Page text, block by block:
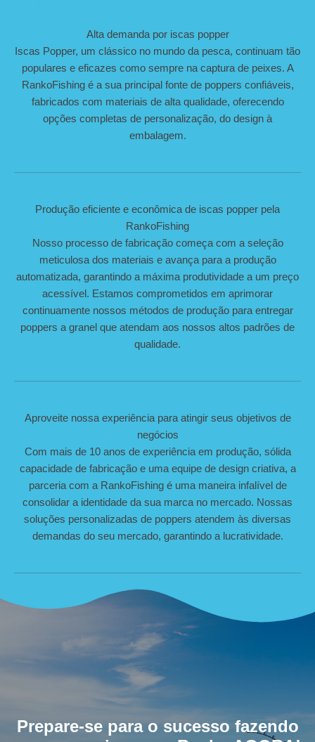
Alta demanda por iscas popper
Iscas Popper, um clássico no mundo da pesca, continuam tão
populares e eficazes como sempre na captura de peixes. A
RankoFishing é a sua principal fonte de poppers confiáveis,
fabricados com materiais de alta qualidade, oferecendo
opções completas de personalização, do design à
embalagem.
Produção eficiente e econômica de iscas popper pela
RankoFishing
Nosso processo de fabricação começa com a seleção
meticulosa dos materiais e avança para a produção
automatizada, garantindo a máxima produtividade a um preço
acessível. Estamos comprometidos em aprimorar
continuamente nossos métodos de produção para entregar
poppers a granel que atendam aos nossos altos padrões de
qualidade.
Aproveite nossa experiência para atingir seus objetivos de
negócios
Com mais de 10 anos de experiência em produção, sólida
capacidade de fabricação e uma equipe de design criativa, a
parceria com a RankoFishing é uma maneira infalível de
consolidar a identidade da sua marca no mercado. Nossas
soluções personalizadas de poppers atendem às diversas
demandas do seu mercado, garantindo a lucratividade.
Prepare-se para o sucesso fazendo